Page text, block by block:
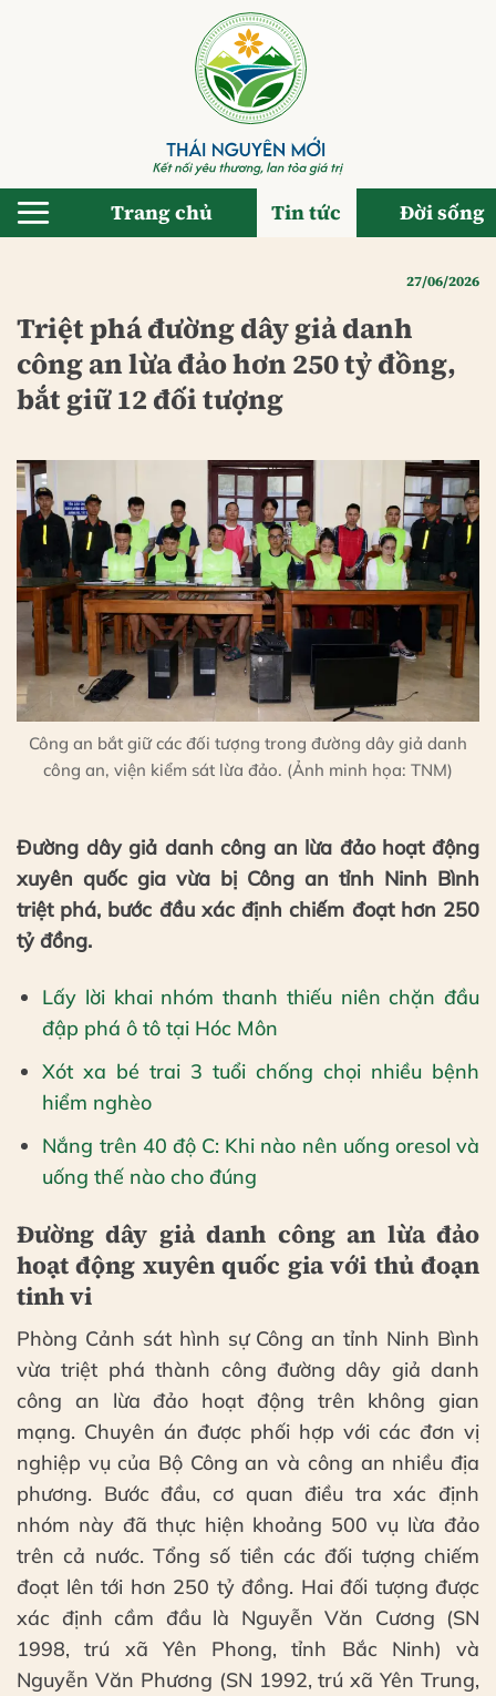
Trang chủ Tin tức Đời sống
27/06/2026
Triệt phá đường dây giả danh
công an lừa đảo hơn 250 tỷ đồng,
bắt giữ 12 đối tượng
Công an bắt giữ các đối tượng trong đường dây giả danh
công an, viện kiểm sát lừa đảo. (Ảnh minh họa: TNM)
Đường dây giả danh công an lừa đảo hoạt động
xuyên quốc gia vừa bị Công an tỉnh Ninh Bình
triệt phá, bước đầu xác định chiếm đoạt hơn 250
tỷ đồng.
Lấy lời khai nhóm thanh thiếu niên chặn đầu
đập phá ô tô tại Hóc Môn
Xót xa bé trai 3 tuổi chống chọi nhiều bệnh
hiểm nghèo
Nắng trên 40 độ C: Khi nào nên uống oresol và
uống thế nào cho đúng
Đường dây giả danh công an lừa đảo
hoạt động xuyên quốc gia với thủ đoạn
tinh vi
Phòng Cảnh sát hình sự Công an tỉnh Ninh Bình
vừa triệt phá thành công đường dây giả danh
công an lừa đảo hoạt động trên không gian
mạng. Chuyên án được phối hợp với các đơn vị
nghiệp vụ của Bộ Công an và công an nhiều địa
phương. Bước đầu, cơ quan điều tra xác định
nhóm này đã thực hiện khoảng 500 vụ lừa đảo
trên cả nước. Tổng số tiền các đối tượng chiếm
đoạt lên tới hơn 250 tỷ đồng. Hai đối tượng được
xác định cầm đầu là Nguyễn Văn Cương (SN
1998, trú xã Yên Phong, tỉnh Bắc Ninh) và
Nguyễn Văn Phương (SN 1992, trú xã Yên Trung,